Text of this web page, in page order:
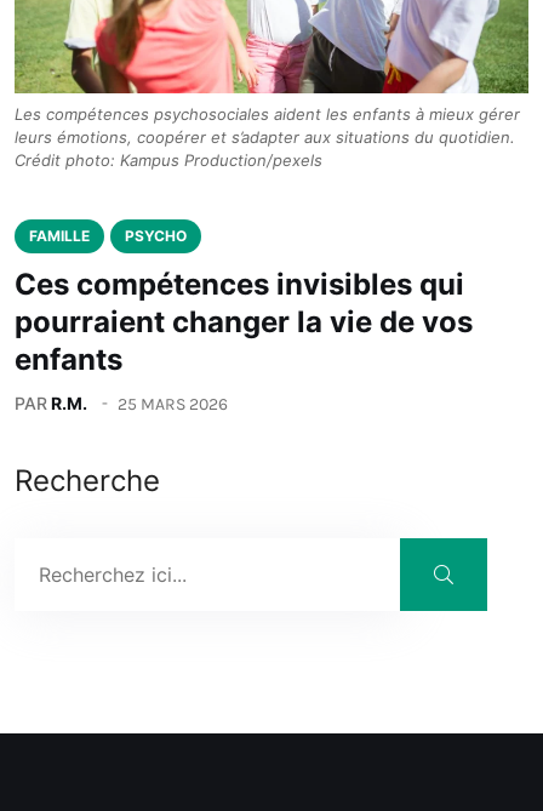
Les compétences psychosociales aident les enfants à mieux gérer
leurs émotions, coopérer et s’adapter aux situations du quotidien.
Crédit photo: Kampus Production/pexels
FAMILLE PSYCHO
Ces compétences invisibles qui
pourraient changer la vie de vos
enfants
PARR.M. 25 MARS 2026
Recherche